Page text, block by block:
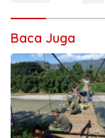
Baca Juga